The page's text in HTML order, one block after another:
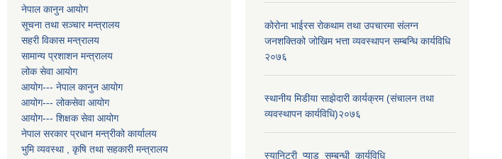
नेपाल कानुन आयोग
सूचना तथा सञ्चार मन्त्रालय
सहरी विकास मन्त्रालय
सामान्य प्रशाशन मन्त्रालय
लोक सेवा आयोग
आयोग--- नेपाल कानुन आयोग
आयोग--- लोकसेवा आयोग
आयोग--- शिक्षक सेवा आयोग
नेपाल सरकार प्रधान मन्त्रीको कार्यालय
भुमि व्यवस्था , कृषि तथा सहकारी मन्त्रालय
कोरोना भाईरस रोकथाम तथा उपचारमा संलग्न
जनशक्तिको जोखिम भत्ता व्यवस्थापन सम्बन्धि कार्यविधि
२०७६
स्थानीय मिडीया साझेदारी कार्यक्रम (संचालन तथा
व्यवस्थापन कार्यविधि)२०७६
स्यानिटरी_प्याड_सम्बन्धी_कार्यविधि